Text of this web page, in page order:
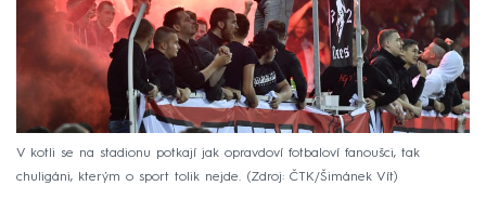
V kotli se na stadionu potkají jak opravdoví fotbaloví fanoušci, tak
chuligáni, kterým o sport tolik nejde.
Zdroj: ČTK/Šimánek Vít